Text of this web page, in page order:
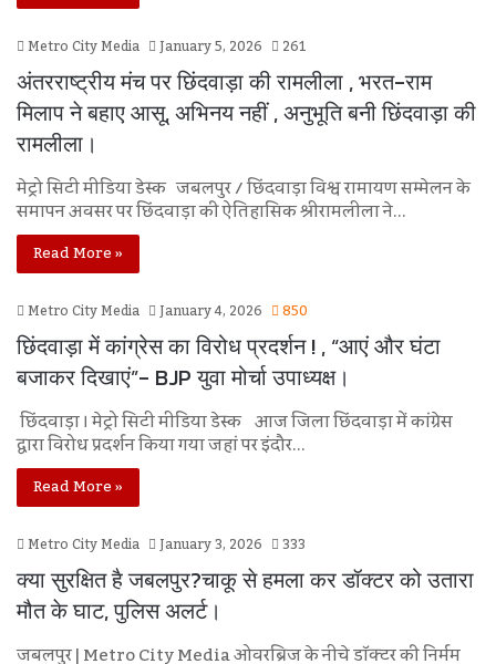
Metro City Media January 5, 2026 261
अंतरराष्ट्रीय मंच पर छिंदवाड़ा की रामलीला , भरत-राम
मिलाप ने बहाए आसू, अभिनय नहीं , अनुभूति बनी छिंदवाड़ा की
रामलीला।
मेट्रो सिटी मीडिया डेस्क जबलपुर / छिंदवाड़ा विश्व रामायण सम्मेलन के
समापन अवसर पर छिंदवाड़ा की ऐतिहासिक श्रीरामलीला ने…
Read More »
Metro City Media January 4, 2026 850
छिंदवाड़ा में कांग्रेस का विरोध प्रदर्शन ! , “आएं और घंटा
बजाकर दिखाएं”- BJP युवा मोर्चा उपाध्यक्ष।
छिंदवाड़ा । मेट्रो सिटी मीडिया डेस्क आज जिला छिंदवाड़ा में कांग्रेस
द्वारा विरोध प्रदर्शन किया गया जहां पर इंदौर…
Read More »
Metro City Media January 3, 2026 333
क्या सुरक्षित है जबलपुर?चाकू से हमला कर डॉक्टर को उतारा
मौत के घाट, पुलिस अलर्ट।
जबलपुर | Metro City Media ओवरब्रिज के नीचे डॉक्टर की निर्मम